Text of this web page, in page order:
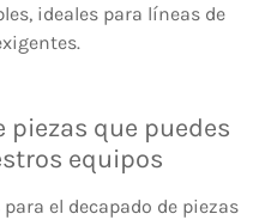
ideales para líneas de
piezas que puedes
equipos
el decapado de piezas